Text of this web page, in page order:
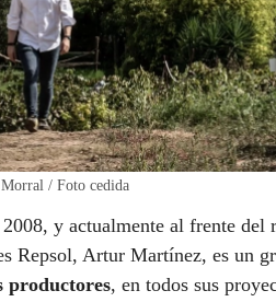
/ Foto cedida
y actualmente al frente del
Repsol, Artur Martínez, es un
productores, en todos sus